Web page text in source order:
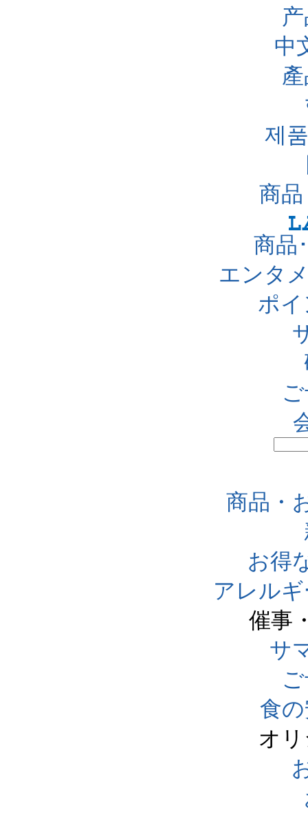
中
제
商
商品
エンタ
ポ
商品・
お得
アレル
催事
サ
食
オ